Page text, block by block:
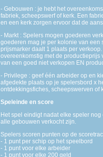
- Gebouwen : je hebt het
fabriek, scheepswerf of kerk. Een
en een kerk zorgen ervoor dat de
- Markt : Spelers mogen goederen
goederen mag je per kolonie van een
prijsmarker daalt 1 plaats per
overeenkomstig met de productieprijs
van een goed niet verkopen EN
- Privilege : geef één arbeider op en
afgedekte plaats op je spelersbord x
ontdekkingsfiches, scheepswerven of
Speleinde en score
Het spel eindigt nadat elke speler
alle gebouwen verkocht zijn.
Spelers scoren punten op de
- 1 punt per schip op het speelbord
- 1 punt voor elke arbeider
- 1 punt voor elke 200 geld